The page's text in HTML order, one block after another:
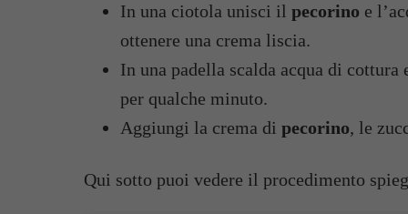
In una ciotola unisci il pecorino e
ottenere una crema liscia.
In una padella scalda acqua di cottura
per qualche minuto.
Aggiungi la crema di pecorino, le
Qui sotto puoi vedere il procedimento